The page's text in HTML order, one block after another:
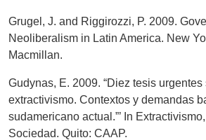
Grugel, J. and Riggirozzi, P. 2009.
Neoliberalism in Latin America. New
Macmillan.
Gudynas, E. 2009. “Diez tesis
extractivismo. Contextos y demandas
sudamericano actual.”’ In
Sociedad. Quito: CAAP.